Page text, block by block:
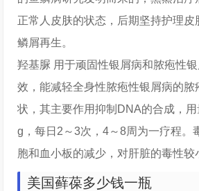
正常人皮肤的状态，后期坚持护理皮
鳞屑再生。
羟基脲 用于顽固性银屑病和脓疱性
效，能减轻全身性脓疱性银屑病的脓
状，其主要作用抑制DNA的合成，
g，每日2～3次，4～8周为一疗程。
胞和血小板的减少，对肝脏的毒性较
美国藓葆多少钱一瓶